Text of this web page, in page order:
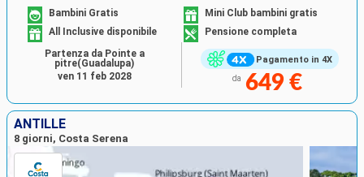
Pagamento in 4X
Bambini Gratis
Mini Club bambini gratis
All Inclusive disponibile
Pensione completa
da 649 €
Partenza da Pointe a
pitre(Guadalupa)
ven 11 feb 2028
ANTILLE
8 giorni, Costa Serena